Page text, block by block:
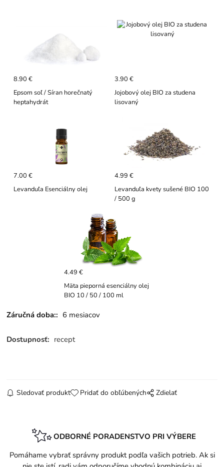
8.90 €
Epsom soľ / Síran horečnatý
heptahydrát
3.90 €
Jojobový olej BIO za studena
lisovaný
7.00 €
Levanduľa Esenciálny olej
4.99 €
Levanduľa kvety sušené BIO 100
/ 500 g
4.49 €
Mäta pieporná esenciálny olej
BIO 10 / 50 / 100 ml
Záručná doba:: 6 mesiacov
Dostupnosť: recept
Sledovať produkt Pridať do obľúbených Zdielať
ODBORNÉ PORADENSTVO PRI VÝBERE
Pomáhame vybrať správny produkt podľa vašich potrieb. Ak si